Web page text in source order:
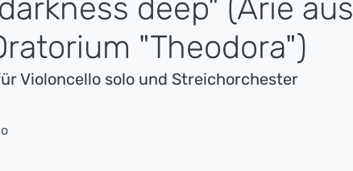
deep" (Arie aus
"Theodora")
Violoncello solo und Streichorchester